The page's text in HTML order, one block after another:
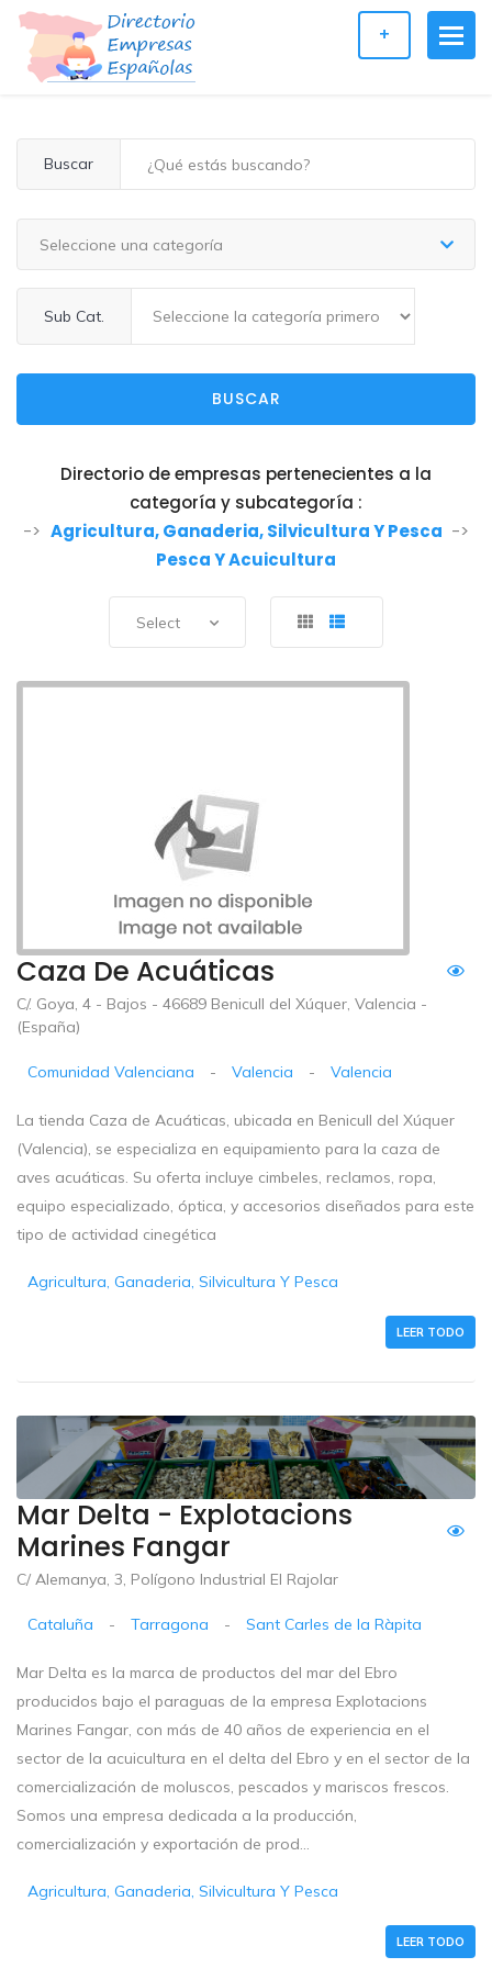
+
Buscar
Seleccione una categoría
Sub Cat.
BUSCAR
Directorio de empresas pertenecientes a la
categoría y subcategoría :
-> Agricultura, Ganaderia, Silvicultura Y Pesca ->
Pesca Y Acuicultura
Select
Caza De Acuáticas
C/. Goya, 4 - Bajos - 46689 Benicull del Xúquer, Valencia -
(España)
Comunidad Valenciana - Valencia - Valencia
La tienda Caza de Acuáticas, ubicada en Benicull del Xúquer
(Valencia), se especializa en equipamiento para la caza de
aves acuáticas. Su oferta incluye cimbeles, reclamos, ropa,
equipo especializado, óptica, y accesorios diseñados para este
tipo de actividad cinegética
Agricultura, Ganaderia, Silvicultura Y Pesca
LEER TODO
Mar Delta - Explotacions
Marines Fangar
C/ Alemanya, 3, Polígono Industrial El Rajolar
Cataluña - Tarragona - Sant Carles de la Ràpita
Mar Delta es la marca de productos del mar del Ebro
producidos bajo el paraguas de la empresa Explotacions
Marines Fangar, con más de 40 años de experiencia en el
sector de la acuicultura en el delta del Ebro y en el sector de la
comercialización de moluscos, pescados y mariscos frescos.
Somos una empresa dedicada a la producción,
comercialización y exportación de prod...
Agricultura, Ganaderia, Silvicultura Y Pesca
LEER TODO